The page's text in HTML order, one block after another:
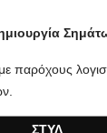
παρόχους
ΣΤΥΛ